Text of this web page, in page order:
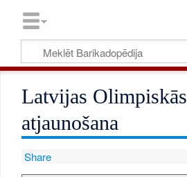
Latvijas
atjaunošana
Share